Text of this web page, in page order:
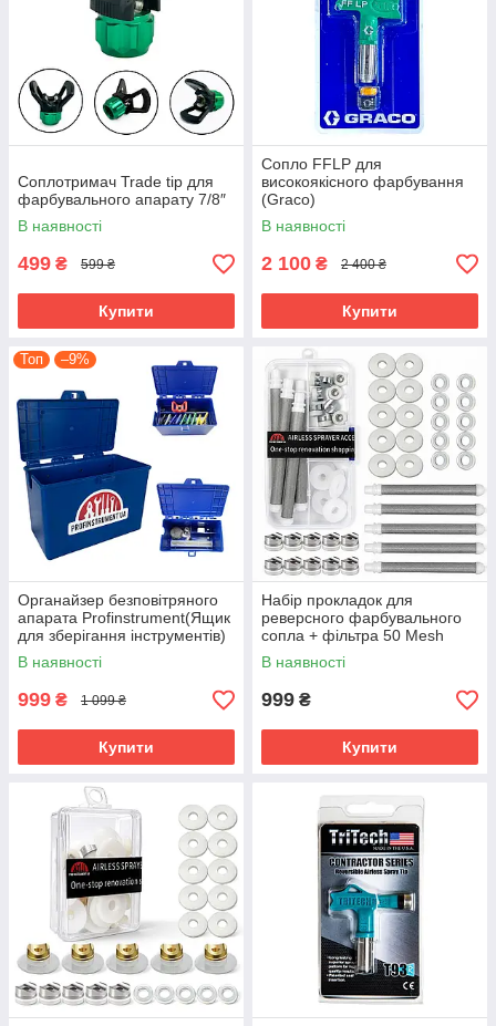
Соплотримач Trade tip для
фарбувального апарату 7/8″
В наявності
499 ₴ 599 ₴
Купити
Сопло FFLP для
високоякісного фарбування
(Graco)
В наявності
2 100 ₴ 2 400 ₴
Купити
Топ –9%
Органайзер безповітряного
апарата Profinstrument(Ящик
для зберігання інструментів)
В наявності
999 ₴ 1 099 ₴
Купити
Набір прокладок для
реверсного фарбувального
сопла + фільтра 50 Mesh
В наявності
999 ₴
Купити